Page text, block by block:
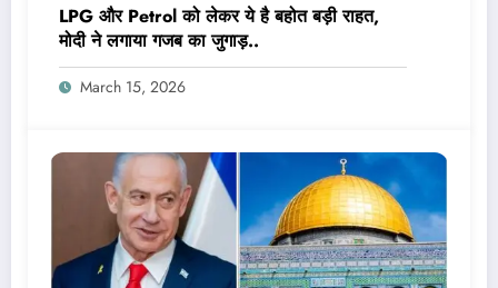
LPG और Petrol को लेकर ये है बहोत बड़ी राहत,
मोदी ने लगाया गजब का जुगाड़..
March 15, 2026